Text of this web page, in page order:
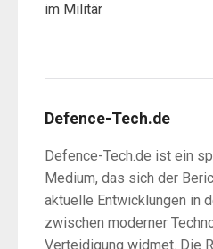
im Militär
Defence-Tech.de
Defence-Tech.de ist ein
Medium, das sich der
aktuelle Entwicklungen in
zwischen moderner
Verteidigung widmet. Die